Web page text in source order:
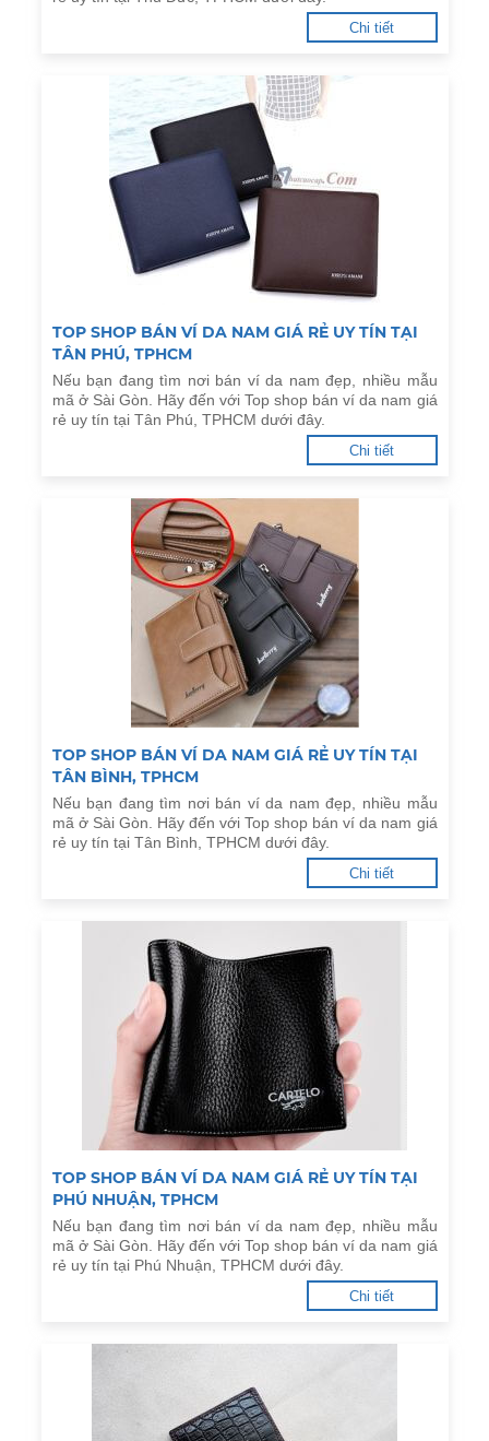
Chi tiết
TOP SHOP BÁN VÍ DA NAM GIÁ RẺ UY TÍN TẠI
TÂN PHÚ, TPHCM
Nếu bạn đang tìm nơi bán ví da nam đẹp, nhiều mẫu
mã ở Sài Gòn. Hãy đến với Top shop bán ví da nam giá
rẻ uy tín tại Tân Phú, TPHCM dưới đây.
Chi tiết
TOP SHOP BÁN VÍ DA NAM GIÁ RẺ UY TÍN TẠI
TÂN BÌNH, TPHCM
Nếu bạn đang tìm nơi bán ví da nam đẹp, nhiều mẫu
mã ở Sài Gòn. Hãy đến với Top shop bán ví da nam giá
rẻ uy tín tại Tân Bình, TPHCM dưới đây.
Chi tiết
TOP SHOP BÁN VÍ DA NAM GIÁ RẺ UY TÍN TẠI
PHÚ NHUẬN, TPHCM
Nếu bạn đang tìm nơi bán ví da nam đẹp, nhiều mẫu
mã ở Sài Gòn. Hãy đến với Top shop bán ví da nam giá
rẻ uy tín tại Phú Nhuận, TPHCM dưới đây.
Chi tiết